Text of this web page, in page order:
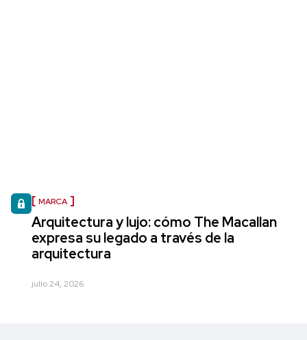
MARCA
Arquitectura y lujo: cómo The Macallan
expresa su legado a través de la
arquitectura
julio 24, 2026